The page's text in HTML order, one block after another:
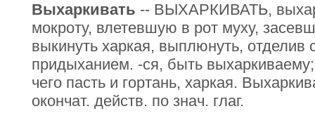
Выхаркивать -- ВЫХАРКИВАТЬ,
мокроту, влетевшую в рот муху,
выкинуть харкая, выплюнуть,
придыханием. -ся, быть выхаркиваему;
чего пасть и гортань, харкая.
окончат. действ. по знач. глаг.